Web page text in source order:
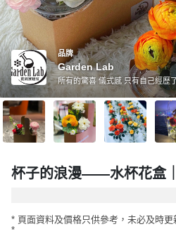
服
務
及
產
品
分
Room
動
品牌
Garden Lab
所有的驚喜 儀式感 只有自己經歷
杯子的浪漫——水杯花盒
* 頁面資料及價格只供參考，未必及時
*